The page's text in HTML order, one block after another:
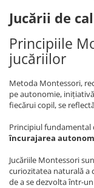
Jucării de
Principiile
jucăriilor
Metoda Montessori,
pe autonomie,
fiecărui copil, se
Principiul fundamental
încurajarea
Jucăriile Montessori
curiozitatea naturală a
de a se dezvolta într-